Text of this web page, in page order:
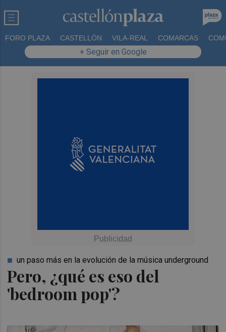
FORO PLAZA CASTELLÓN VILA-REAL COMARCAS
+ Seguir en Google
Pero, ¿qué es eso del
'bedroom pop'?
un paso más en la evolución de la música underground